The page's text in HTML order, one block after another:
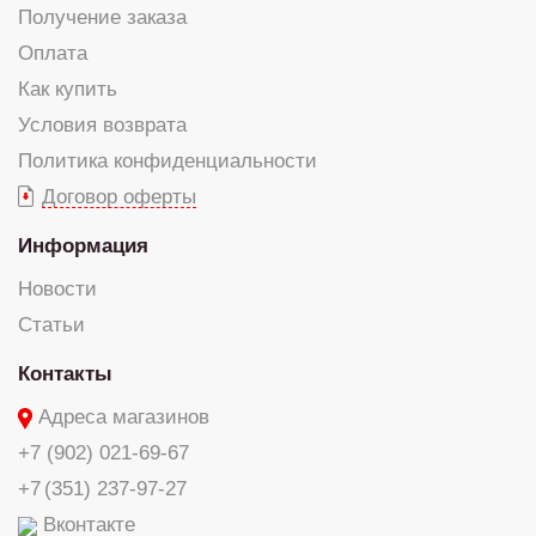
Получение заказа
Оплата
Как купить
Условия возврата
Политика конфиденциальности
Договор оферты
Информация
Новости
Статьи
Контакты
Адреса магазинов
+7 (902) 021-69-67
+7 (351) 237-97-27
Вконтакте